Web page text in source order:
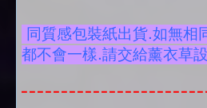
同質感包裝紙出貨.如無相
都不會一樣.請交給薰衣草